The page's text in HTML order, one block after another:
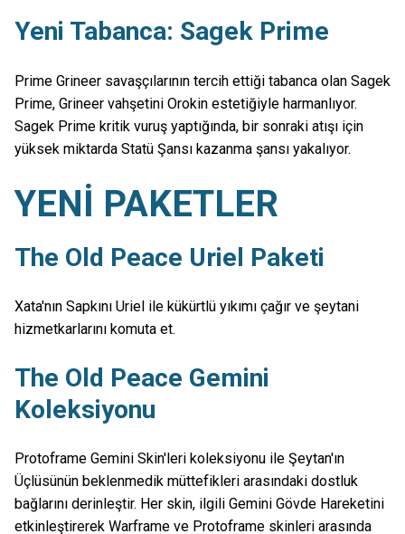
Yeni Tabanca: Sagek Prime
Prime Grineer savaşçılarının tercih ettiği tabanca olan Sagek
Prime, Grineer vahşetini Orokin estetiğiyle harmanlıyor.
Sagek Prime kritik vuruş yaptığında, bir sonraki atışı için
yüksek miktarda Statü Şansı kazanma şansı yakalıyor.
YENİ PAKETLER
The Old Peace Uriel Paketi
Xata'nın Sapkını Uriel ile kükürtlü yıkımı çağır ve şeytani
hizmetkarlarını komuta et.
The Old Peace Gemini
Koleksiyonu
Protoframe Gemini Skin'leri koleksiyonu ile Şeytan'ın
Üçlüsünün beklenmedik müttefikleri arasındaki dostluk
bağlarını derinleştir. Her skin, ilgili Gemini Gövde Hareketini
etkinleştirerek Warframe ve Protoframe skinleri arasında